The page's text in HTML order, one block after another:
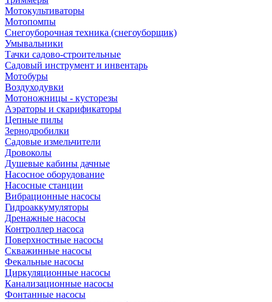
Мотокультиваторы
Мотопомпы
Снегоуборочная техника (снегоуборщик)
Умывальники
Тачки садово-строительные
Садовый инструмент и инвентарь
Мотобуры
Воздуходувки
Мотоножницы - кусторезы
Аэраторы и скарификаторы
Цепные пилы
Зернодробилки
Садовые измельчители
Дровоколы
Душевые кабины дачные
Насосное оборудование
Насосные станции
Вибрационные насосы
Гидроаккумуляторы
Дренажные насосы
Контроллер насоса
Поверхностные насосы
Скважинные насосы
Фекальные насосы
Циркуляционные насосы
Канализационные насосы
Фонтанные насосы